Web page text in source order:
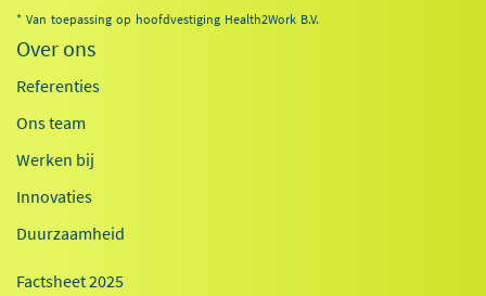
* Van toepassing op hoofdvestiging Health2Work B.V.
Over ons
Referenties
Ons team
Werken bij
Innovaties
Duurzaamheid
Factsheet 2025